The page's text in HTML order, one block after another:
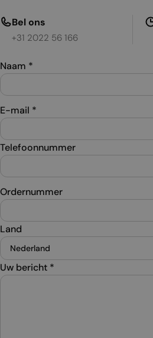
Bel ons
+31 2022 56 166
Naam *
E-mail *
Telefoonnummer
Ordernummer
Land
Uw bericht *